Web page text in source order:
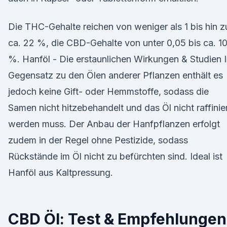
Die THC-Gehalte reichen von weniger als 1 bis hin
ca. 22 %, die CBD-Gehalte von unter 0,05 bis ca.
%. Hanföl - Die erstaunlichen Wirkungen & Studien
Gegensatz zu den Ölen anderer Pflanzen enthält es
jedoch keine Gift- oder Hemmstoffe, sodass die
Samen nicht hitzebehandelt und das Öl nicht
werden muss. Der Anbau der Hanfpflanzen erfolgt
zudem in der Regel ohne Pestizide, sodass
Rückstände im Öl nicht zu befürchten sind. Ideal ist
Hanföl aus Kaltpressung.
CBD Öl: Test & Empfehlungen